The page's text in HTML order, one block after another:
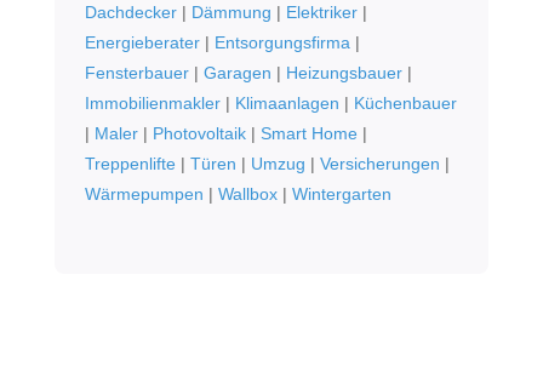
Dachdecker| Dämmung | Elektriker|
Energieberater| Entsorgungsfirma |
Fensterbauer| Garagen | Heizungsbauer|
Immobilienmakler| Klimaanlagen | Küchenbauer
| Maler| Photovoltaik| Smart Home|
Treppenlifte| Türen | Umzug | Versicherungen |
Wärmepumpen | Wallbox| Wintergarten